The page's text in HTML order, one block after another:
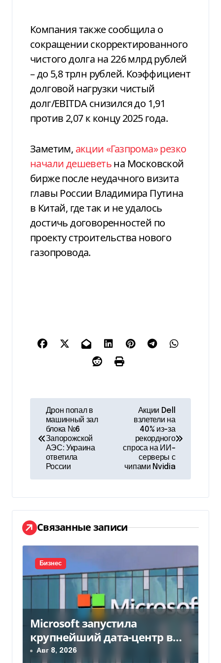
Компания также сообщила о
сокращении скорректированного
чистого долга на 226 млрд рублей
– до 5,8 трлн рублей. Коэффициент
долговой нагрузки чистый
долг/EBITDA снизился до 1,91
против 2,07 к концу 2025 года.
Заметим, акции «Газпрома» резко
начали дешеветьна Московской
бирже после неудачного визита
главы России Владимира Путина
в Китай, где так и не удалось
достичь договоренностей по
проекту строительства нового
газопровода.
а
ц
и
я
о
з
а
Дрон попал в
машинный зал
блока №6
Запорожской
АЭС: Украина
ответила
России
Акции Dell
взлетели на
40% из-за
рекордного
спроса на ИИ-
серверы с
чипами Nvidia
Связанные записи
Бизнес
Microsoft запустила
крупнейший дата-центр в
Индии за $20,5 миллиарда
Авг 8, 2026